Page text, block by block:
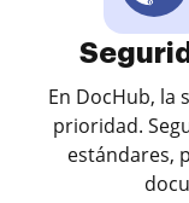
En DocHub, la
prioridad.
estándares,